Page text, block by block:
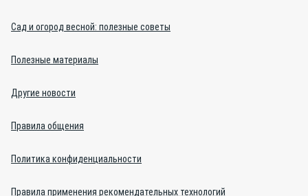
Сад и огород весной: полезные советы
Полезные материалы
Другие новости
Правила общения
Политика конфиденциальности
Правила применения рекомендательных технологий